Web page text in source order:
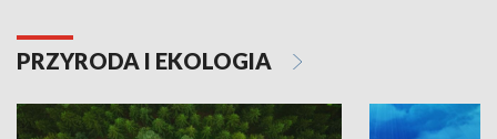
PRZYRODA I EKOLOGIA